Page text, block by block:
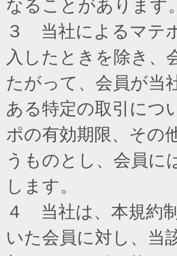
なることがあります。
３ 当社によるマテ
入したときを除き、
たがって、会員が当
ある特定の取引につ
ポの有効期限、その
うものとし、会員に
します。
４ 当社は、本規約
いた会員に対し、当